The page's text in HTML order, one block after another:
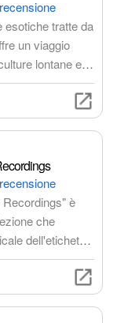
esotiche tratte da
un viaggio
lontane e
di
ed emozionante
e della musica
è
che
dell'etichetta
con